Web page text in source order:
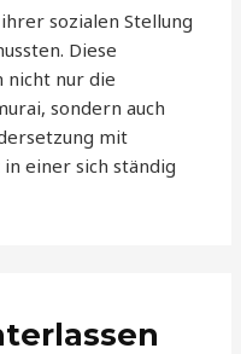
sozialen Stellung
Diese
nur die
sondern auch
mit
einer sich ständig